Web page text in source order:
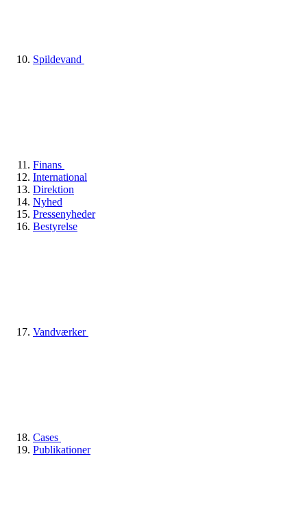
Spildevand
Finans
International
Direktion
Nyhed
Pressenyheder
Bestyrelse
Vandværker
Cases
Publikationer